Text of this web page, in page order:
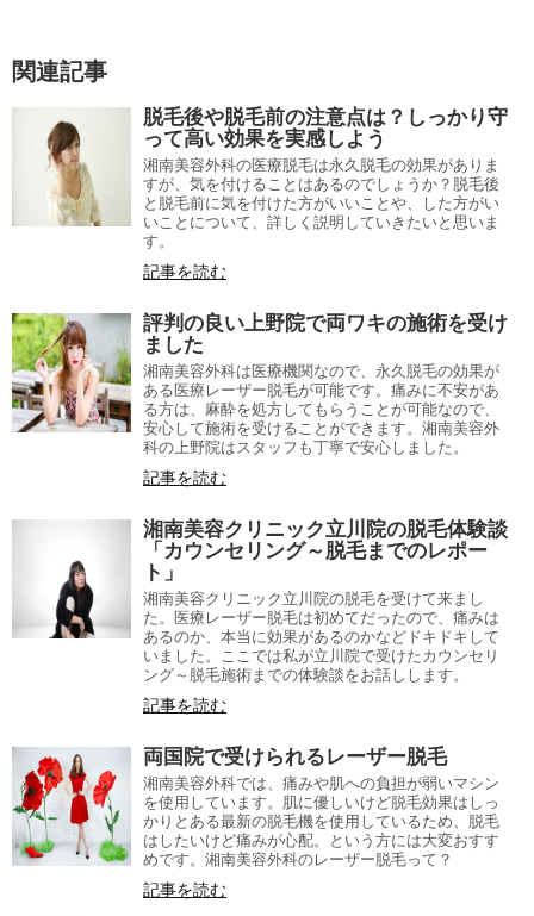
関連記事
脱毛後や脱毛前の注意点は？しっかり守
って高い効果を実感しよう
湘南美容外科の医療脱毛は永久脱毛の効果がありま
すが、気を付けることはあるのでしょうか？脱毛後
と脱毛前に気を付けた方がいいことや、した方がい
いことについて、詳しく説明していきたいと思いま
す。
記事を読む
評判の良い上野院で両ワキの施術を受け
ました
湘南美容外科は医療機関なので、永久脱毛の効果が
ある医療レーザー脱毛が可能です。痛みに不安があ
る方は、麻酔を処方してもらうことが可能なので、
安心して施術を受けることができます。湘南美容外
科の上野院はスタッフも丁寧で安心しました。
記事を読む
湘南美容クリニック立川院の脱毛体験談
「カウンセリング～脱毛までのレポー
ト」
湘南美容クリニック立川院の脱毛を受けて来まし
た。医療レーザー脱毛は初めてだったので、痛みは
あるのか、本当に効果があるのかなどドキドキして
いました。ここでは私が立川院で受けたカウンセリ
ング～脱毛施術までの体験談をお話しします。
記事を読む
両国院で受けられるレーザー脱毛
湘南美容外科では、痛みや肌への負担が弱いマシン
を使用しています。肌に優しいけど脱毛効果はしっ
かりとある最新の脱毛機を使用しているため、脱毛
はしたいけど痛みが心配。という方には大変おすす
めです。湘南美容外科のレーザー脱毛って？
記事を読む